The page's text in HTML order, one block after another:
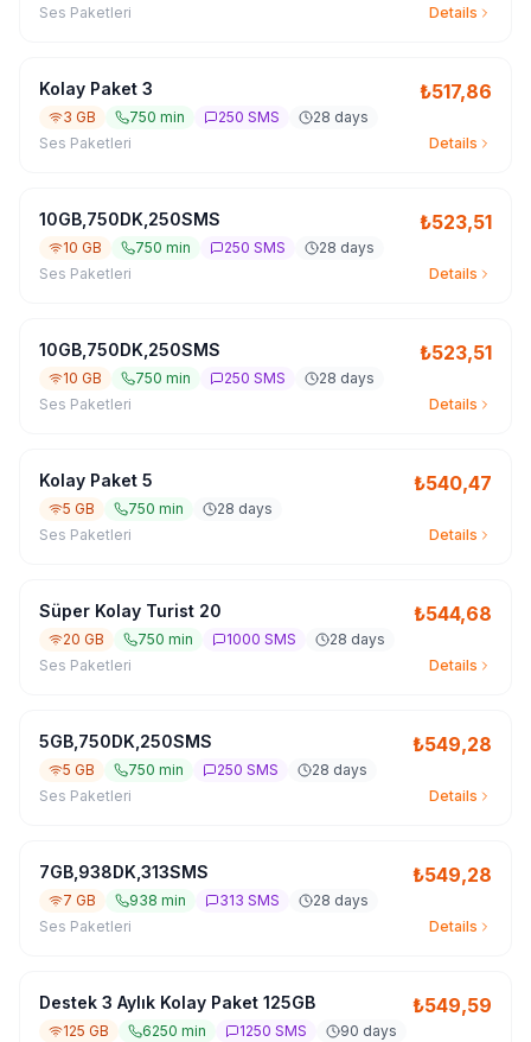
Ses Paketleri
Details
Kolay Paket 3 ₺517,86
3 GB 750 min 250 SMS
28 days
Ses Paketleri
Details
10GB,750DK,250SMS ₺523,51
10 GB 750 min 250 SMS
28 days
Ses Paketleri
Details
10GB,750DK,250SMS ₺523,51
10 GB 750 min 250 SMS
28 days
Ses Paketleri
Details
Kolay Paket 5 ₺540,47
5 GB 750 min
28 days
Ses Paketleri
Details
Süper Kolay Turist 20 ₺544,68
20 GB 750 min 1000 SMS
28 days
Ses Paketleri
Details
5GB,750DK,250SMS ₺549,28
5 GB 750 min 250 SMS
28 days
Ses Paketleri
Details
7GB,938DK,313SMS ₺549,28
7 GB 938 min 313 SMS
28 days
Ses Paketleri
Details
Destek 3 Aylık Kolay Paket 125GB ₺549,59
125 GB 6250 min 1250 SMS
90 days